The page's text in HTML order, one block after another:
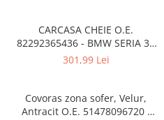
CARCASA CHEIE O.E.
82292365436 - BMW SERIA 3 ,
SERIA 5 , SERIA 6 , SERIA 7 ,
301,99 Lei
Covoras zona sofer, Velur,
Antracit O.E. 51478096720 -